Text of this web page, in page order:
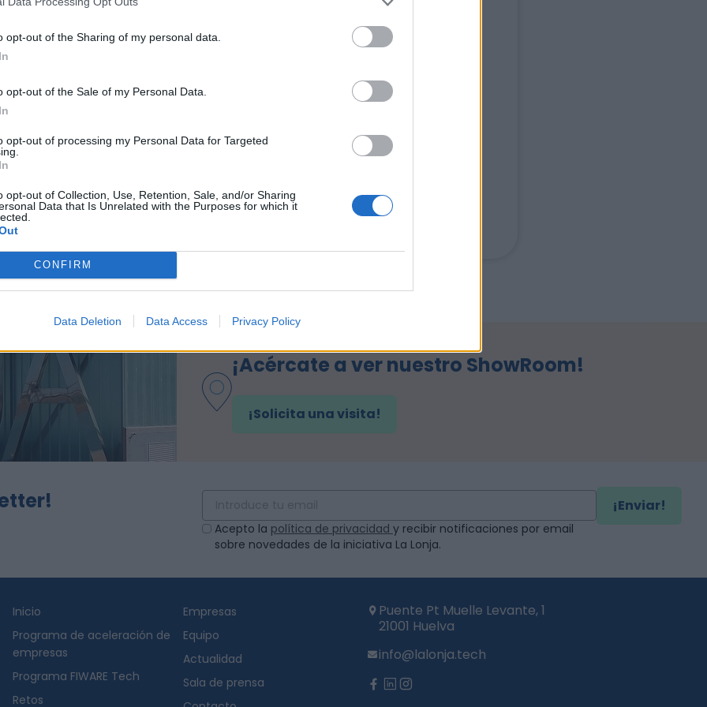
opt-out of the Sharing of my personal data.
opt-out of the Sale of my Personal Data.
opt-out of processing my Personal Data for Targeted
opt-out of Collection, Use, Retention, Sale, and/or Sharing
Data that Is Unrelated with the Purposes for which it
CONFIRM
Data Deletion Data Access Privacy Policy
BERKELEY, mentor en Demium Málaga, ponente
en jornadas y seminarios, especialmente en Venture Capital y
startups de diversos sectores y es inversor en diversas
¡Un gran recorrido profesional!
mentor considera que La Lonja de la Innovación puede aportar
a la región de Huelva, que necesitaba una lanzadera de
¡Acércate a ver nuestro ShowRoom!
¡Solicita una visita!
Acepto la política de privacidad y recibir notificaciones por email
sobre novedades de la iniciativa La Lonja.
¡Enviar!
Inicio
Programa de aceleración de
empresas
Programa FIWARE Tech
Retos
Empresas
Equipo
Actualidad
Sala de prensa
Puente Pt Muelle Levante, 1
21001 Huelva
info@lalonja.tech
twitter
facebook
linkedin